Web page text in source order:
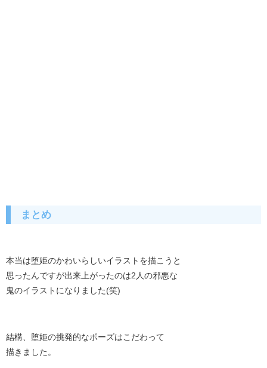
まとめ
本当は堕姫のかわいらしいイラストを描こうと
思ったんですが出来上がったのは2人の邪悪な
鬼のイラストになりました(笑)
結構、堕姫の挑発的なポーズはこだわって
描きました。